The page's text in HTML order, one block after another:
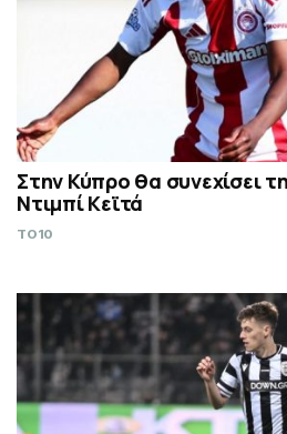
Στην Κύπρο θα συνεχίσει
Ντιμπί Κεϊτά
TO10